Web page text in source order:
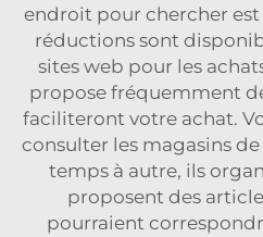
endroit pour chercher
réductions sont
sites web pour les
propose fréquemment
faciliteront votre achat.
consulter les magasins
temps à autre, ils
proposent des
pourraient